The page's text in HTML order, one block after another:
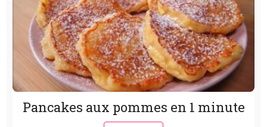
Pancakes aux pommes en 1 minute